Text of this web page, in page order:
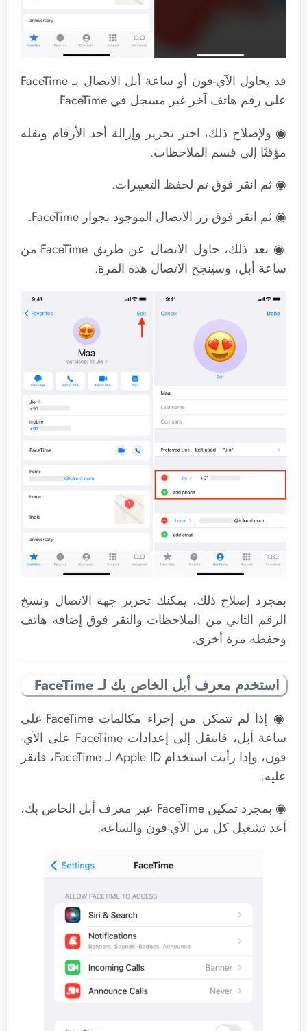
قد يحاول الآي-فون أو ساعة أبل الاتصال بـ FaceTime
على رقم هاتف آخر غير مسجل في FaceTime.
◉ ولإصلاح ذلك، اختر تحرير وإزالة أحد الأرقام ونقله
مؤقتًا إلى قسم الملاحظات.
◉ ثم انقر فوق تم لحفظ التغييرات.
◉ ثم انقر فوق زر الاتصال الموجود بجوار FaceTime.
◉ بعد ذلك، حاول الاتصال عن طريق FaceTime من
ساعة أبل، وسينجح الاتصال هذه المرة.
بمجرد إصلاح ذلك، يمكنك تحرير جهة الاتصال ونسخ
الرقم الثاني من الملاحظات والنقر فوق إضافة هاتف
وحفظه مرة أخرى.
استخدم معرف أبل الخاص بك لـ FaceTime
◉ إذا لم تتمكن من إجراء مكالمات FaceTime على
ساعة أبل، فانتقل إلى إعدادات FaceTime على الآي-
فون، وإذا رأيت استخدام Apple ID لـ FaceTime، فانقر
عليه.
◉ بمجرد تمكين FaceTime عبر معرف أبل الخاص بك،
أعد تشغيل كل من الآي-فون والساعة.